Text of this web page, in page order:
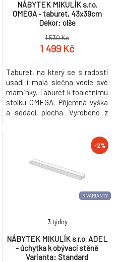
NÁBYTEK MIKULÍK s.r.o.
OMEGA - taburet, 43x39cm
Dekor: olše
1 530 Kč
1 499 Kč
Taburet, na který se s radostí
usadí i malá slečna vedle své
maminky. Taburet k toaletnímu
stolku OMEGA. Příjemná výška
a sedací plocha. Vyrobeno z
a spojovací materiál je bez
použití plastových
součástek,vyjma ochranných
3 VARIANTY
-2%
NÁBYTEK MIKULÍK s.r.o. ADEL
- úchytka k obývací stěně
Varianta: Standard
3 týdny